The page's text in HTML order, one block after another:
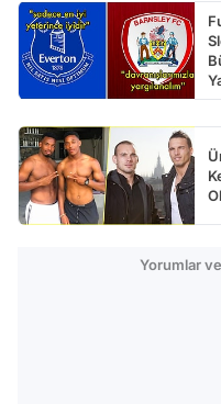
Yorumlar